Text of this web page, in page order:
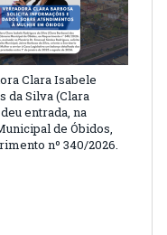
Clara Isabele
da Silva (Clara
entrada, na
de Óbidos,
nº 340/2026.